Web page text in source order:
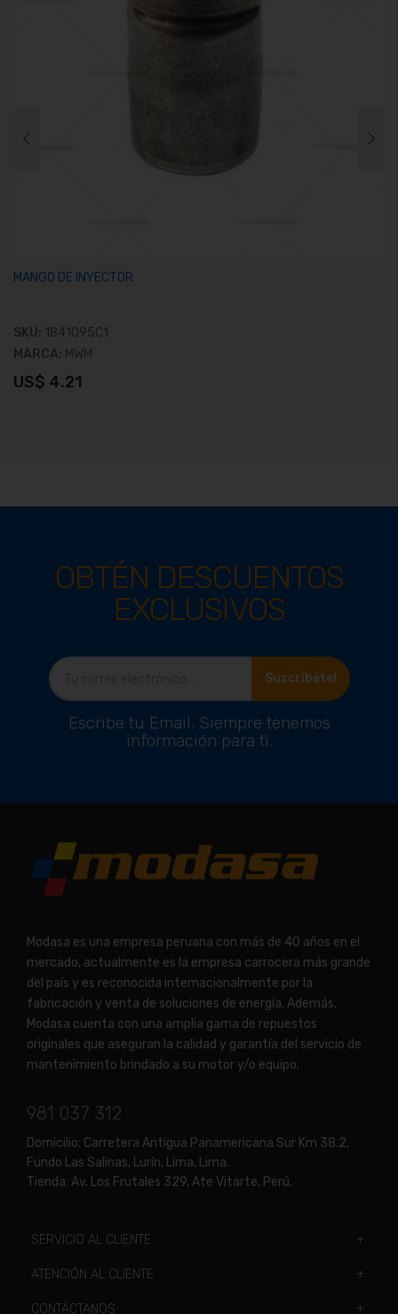
Ver producto
MANGO DE INYECTOR
SKU: 1841095C1
MARCA: MWM
US$ 4.21
OBTÉN DESCUENTOS
EXCLUSIVOS
Suscríbete!
Escribe tu Email. Siempre tenemos
información para ti.
Modasa es una empresa peruana con más de 40 años en el
mercado, actualmente es la empresa carrocera más grande
del país y es reconocida internacionalmente por la
fabricación y venta de soluciones de energía. Además,
Modasa cuenta con una amplia gama de repuestos
originales que aseguran la calidad y garantía del servicio de
mantenimiento brindado a su motor y/o equipo.
981 037 312
Domicilio: Carretera Antigua Panamericana Sur Km 38.2,
Fundo Las Salinas, Lurín, Lima, Lima.
Tienda: Av. Los Frutales 329, Ate Vitarte, Perú.
SERVICIO AL CLIENTE
ATENCIÓN AL CLIENTE
CONTÁCTANOS